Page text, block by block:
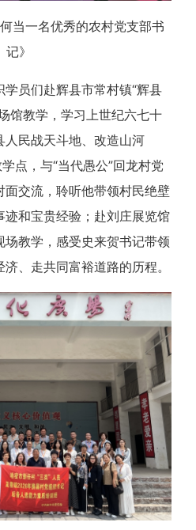
当一名优秀的农村党支部书
记》
员们赴辉县市常村镇“辉县
馆教学，学习上世纪六七十
民战天斗地、改造山河
点，与“当代愚公”回龙村党
面交流，聆听他带领村民绝壁
和宝贵经验；赴刘庄展览馆
场教学，感受史来贺书记带领
、走共同富裕道路的历程。